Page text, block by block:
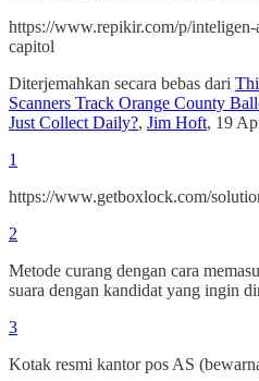
https://www.repikir.com/p/inteligen-
capitol
Diterjemahkan secara bebas dari
Scanners Track Orange County
Just Collect Daily?, Jim Hoft, 19
1
https://www.getboxlock.com/
2
Metode curang dengan cara
suara dengan kandidat yang ingin
3
Kotak resmi kantor pos AS